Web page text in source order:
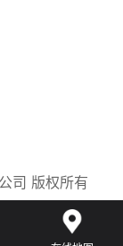
司 版权所有